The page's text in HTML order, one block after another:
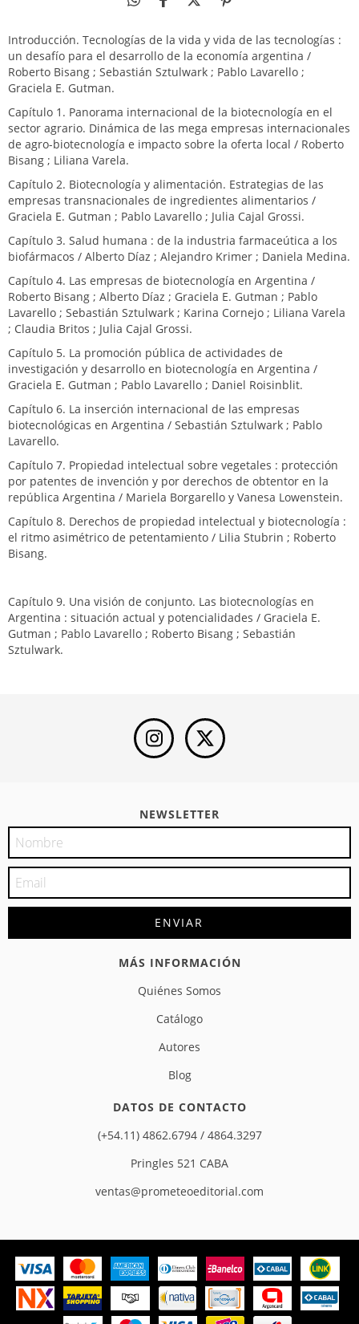
Introducción. Tecnologías de la vida y vida de las tecnologías :
un desafío para el desarrollo de la economía argentina /
Roberto Bisang ; Sebastián Sztulwark ; Pablo Lavarello ;
Graciela E. Gutman.
Capítulo 1. Panorama internacional de la biotecnología en el
sector agrario. Dinámica de las mega empresas internacionales
de agro-biotecnología e impacto sobre la oferta local / Roberto
Bisang ; Liliana Varela.
Capítulo 2. Biotecnología y alimentación. Estrategias de las
empresas transnacionales de ingredientes alimentarios /
Graciela E. Gutman ; Pablo Lavarello ; Julia Cajal Grossi.
Capítulo 3. Salud humana : de la industria farmaceútica a los
biofármacos / Alberto Díaz ; Alejandro Krimer ; Daniela Medina.
Capítulo 4. Las empresas de biotecnología en Argentina /
Roberto Bisang ; Alberto Díaz ; Graciela E. Gutman ; Pablo
Lavarello ; Sebastián Sztulwark ; Karina Cornejo ; Liliana Varela
; Claudia Britos ; Julia Cajal Grossi.
Capítulo 5. La promoción pública de actividades de
investigación y desarrollo en biotecnología en Argentina /
Graciela E. Gutman ; Pablo Lavarello ; Daniel Roisinblit.
Capítulo 6. La inserción internacional de las empresas
biotecnológicas en Argentina / Sebastián Sztulwark ; Pablo
Lavarello.
Capítulo 7. Propiedad intelectual sobre vegetales : protección
por patentes de invención y por derechos de obtentor en la
república Argentina / Mariela Borgarello y Vanesa Lowenstein.
Capítulo 8. Derechos de propiedad intelectual y biotecnología :
el ritmo asimétrico de petentamiento / Lilia Stubrin ; Roberto
Bisang.
Capítulo 9. Una visión de conjunto. Las biotecnologías en
Argentina : situación actual y potencialidades / Graciela E.
Gutman ; Pablo Lavarello ; Roberto Bisang ; Sebastián
Sztulwark.
NEWSLETTER
MÁS INFORMACIÓN
Quiénes Somos
Catálogo
Autores
Blog
DATOS DE CONTACTO
(+54.11) 4862.6794 / 4864.3297
Pringles 521 CABA
ventas@prometeoeditorial.com